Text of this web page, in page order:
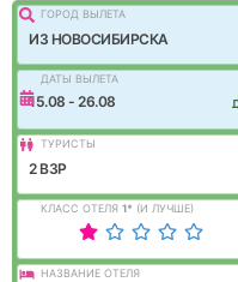
ГОРОД ВЫЛEТА
ИЗ НОВОСИБИРСКА
ДАТЫ ВЫЛЕТА
15.08 - 26.08
ТУРИСТЫ
2 ВЗР
КЛАСС ОТЕЛЯ 1* (И ЛУЧШЕ)
НАЗВАНИЕ ОТЕЛЯ